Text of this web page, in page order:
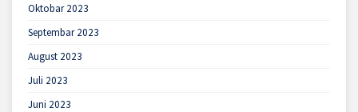
Oktobar 2023
Septembar 2023
August 2023
Juli 2023
Juni 2023